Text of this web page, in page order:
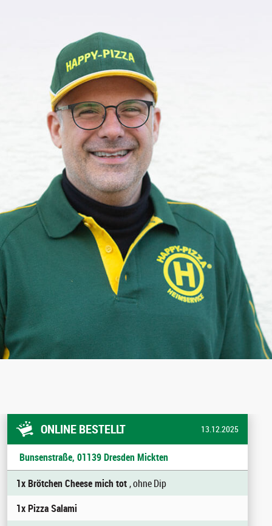
ONLINE BESTELLT 13.12.2025
Bunsenstraße, 01139 Dresden Mickten
1x Brötchen Cheese mich tot, ohne Dip
1x Pizza Salami